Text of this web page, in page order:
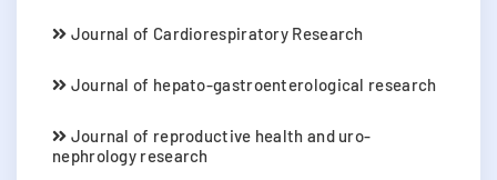
Journal of Cardiorespiratory Research
Journal of hepato-gastroenterological research
Journal of reproductive health and uro-
nephrology research